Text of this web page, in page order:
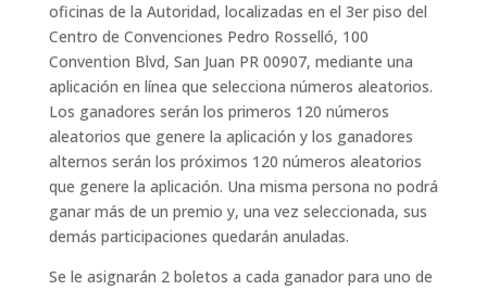
oficinas de la Autoridad, localizadas en el 3er piso del
Centro de Convenciones Pedro Rosselló, 100
Convention Blvd, San Juan PR 00907, mediante una
aplicación en línea que selecciona números aleatorios.
Los ganadores serán los primeros 120 números
aleatorios que genere la aplicación y los ganadores
alternos serán los próximos 120 números aleatorios
que genere la aplicación. Una misma persona no podrá
ganar más de un premio y, una vez seleccionada, sus
demás participaciones quedarán anuladas.
Se le asignarán 2 boletos a cada ganador para uno de